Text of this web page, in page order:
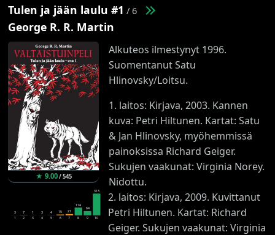
Tulen ja jään laulu #1 / 6
George R. R. Martin
★ 9.00/545
3
1
7
2
1
3
3
4
4
5
15
6
21
7
114
8
64
9
313
10
Alkuteos ilmestynyt 1996.
Suomentanut Satu
Hlinovsky/Loitsu.
1. laitos: Kirjava, 2003. Kannen
kuva: Petri Hiltunen. Kartat: Satu
& Jan Hlinovsky, myöhemmissä
painoksissa Richard Geiger.
Sukujen vaakunat: Virginia Norey.
Nidottu.
2. laitos: Kirjava, 2009. Kuvittanut
Petri Hiltunen. Kartat: Richard
Geiger. Sukujen vaakunat: Virginia